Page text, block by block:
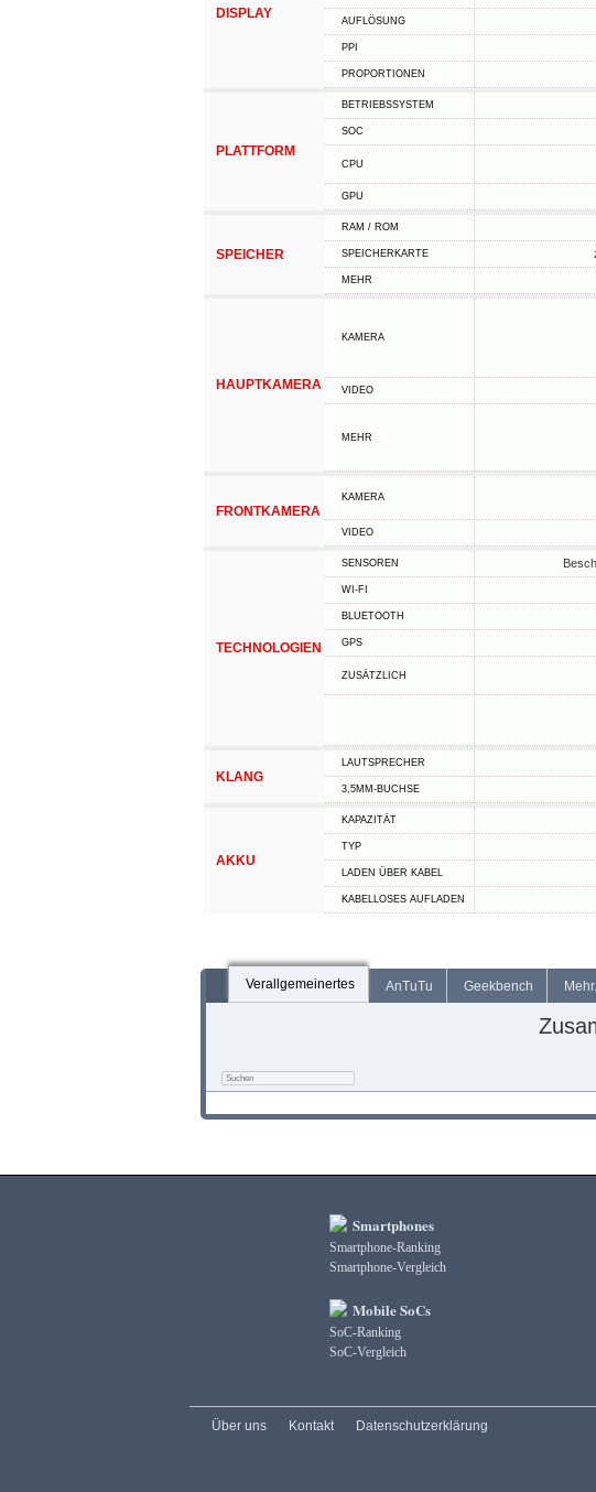
DISPLAY AUFLÖSUNG
PPI
PROPORTIONEN
PLATTFORM
BETRIEBSSYSTEM
SOC
CPU
GPU
SPEICHER
RAM / ROM
SPEICHERKARTE
MEHR
HAUPTKAMERA
KAMERA
VIDEO
MEHR
FRONTKAMERA
KAMERA
VIDEO
TECHNOLOGIEN
SENSOREN
WI-FI
BLUETOOTH
GPS
ZUSÄTZLICH
KLANG
LAUTSPRECHER
3,5MM-BUCHSE
AKKU
KAPAZITÄT
TYP
LADEN ÜBER KABEL
KABELLOSES AUFLADEN
Verallgemeinertes AnTuTu Geekbench
Smartphones
Smartphone-Ranking
Smartphone-Vergleich
Mobile SoCs
SoC-Ranking
SoC-Vergleich
Über uns Kontakt Datenschutzerklärung